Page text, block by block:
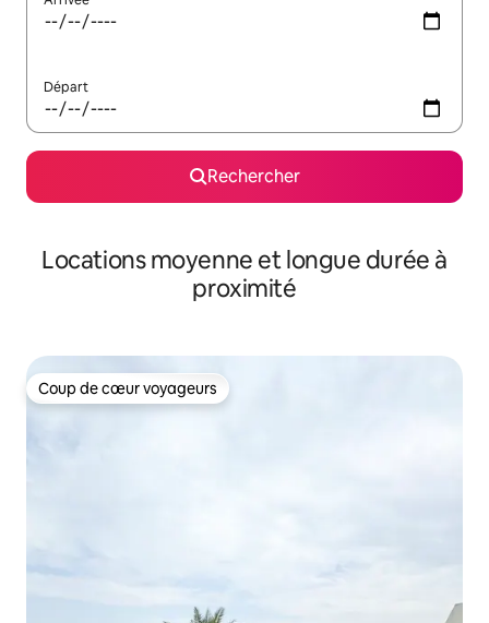
Départ
Rechercher
Locations moyenne et longue durée à
proximité
Coup de cœur voyageurs
Coup de cœur voyageurs